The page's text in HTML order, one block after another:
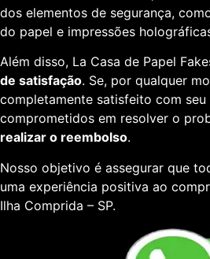
dos elementos de segurança,
do papel e impressões
Além disso, La Casa de Papel
de satisfação. Se, por qualquer
completamente satisfeito com
comprometidos em resolver o
realizar o reembolso.
Nosso objetivo é assegurar que
uma experiência positiva ao
Ilha Comprida – SP.